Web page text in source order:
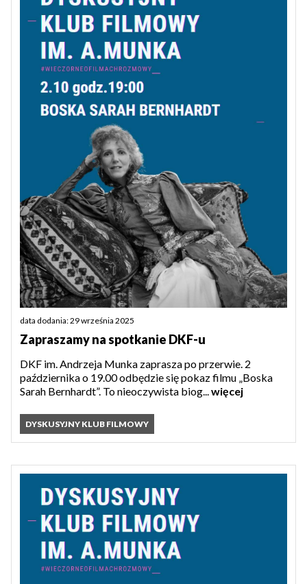
data dodania: 29 września 2025
Zapraszamy na spotkanie DKF-u
DKF im. Andrzeja Munka zaprasza po przerwie. 2
października o 19.00 odbędzie się pokaz filmu „Boska
Sarah Bernhardt”. To nieoczywista biog...więcej
DYSKUSYJNY KLUB FILMOWY